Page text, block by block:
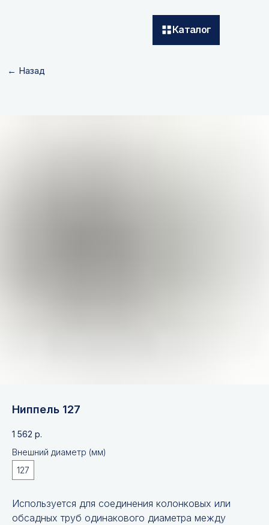
Каталог
Ниппель 127
1 562 р.
Внешний диаметр (мм)
127
Используется для соединения колонковых или
обсадных труб одинакового диаметра между